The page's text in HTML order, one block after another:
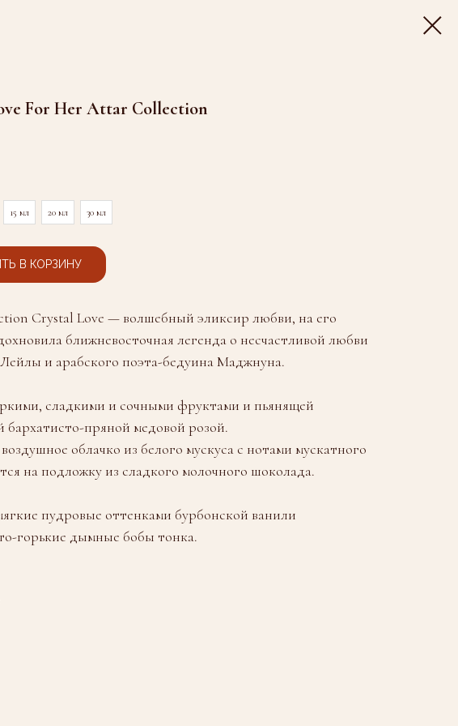
For Her Attar Collection
15 мл 20 мл 30 мл
В КОРЗИНУ
Crystal Love — волшебный эликсир любви, на его
ближневосточная легенда о несчастливой любви
и арабского поэта-бедуина Маджнуна.
сладкими и сочными фруктами и пьянящей
бархатисто-пряной медовой розой.
облачко из белого мускуса с нотами мускатного
на подложку из сладкого молочного шоколада.
пудровые оттенками бурбонской ванили
горькие дымные бобы тонка.